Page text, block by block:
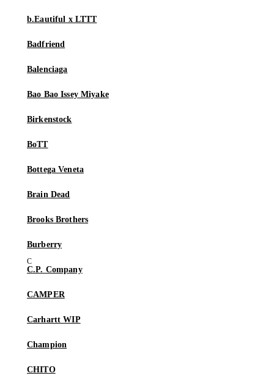
b.Eautiful x LTTT
Badfriend
Balenciaga
Bao Bao Issey Miyake
Birkenstock
BoTT
Bottega Veneta
Brain Dead
Brooks Brothers
Burberry
C.P. Company
CAMPER
Carhartt WIP
Champion
CHITO